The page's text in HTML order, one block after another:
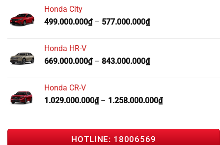
Honda City
499.000.000₫– 577.000.000₫
Honda HR-V
669.000.000₫– 843.000.000₫
Honda CR-V
1.029.000.000₫– 1.258.000.000₫
HOTLINE: 18006569